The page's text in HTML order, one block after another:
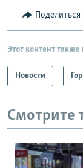
Поделиться
Этот контент также
Новости
Смотрите